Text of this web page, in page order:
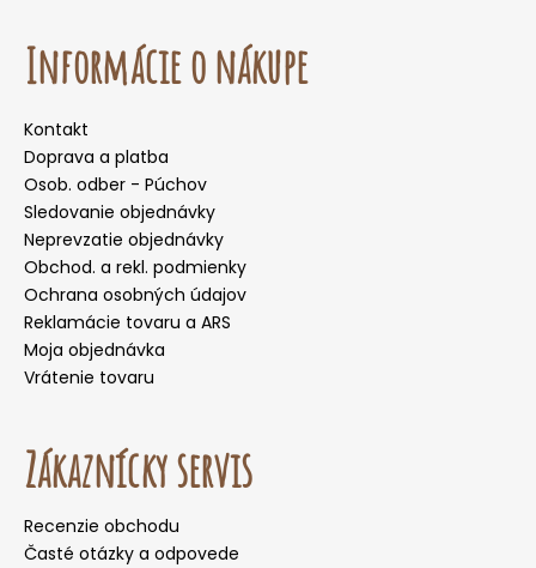
Informácie o nákupe
Kontakt
Doprava a platba
Osob. odber - Púchov
Sledovanie objednávky
Neprevzatie objednávky
Obchod. a rekl. podmienky
Ochrana osobných údajov
Reklamácie tovaru a ARS
Moja objednávka
Vrátenie tovaru
Zákaznícky servis
Recenzie obchodu
Časté otázky a odpovede